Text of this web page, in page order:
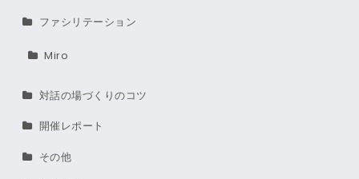
ファシリテーション
Miro
対話の場づくりのコツ
開催レポート
その他